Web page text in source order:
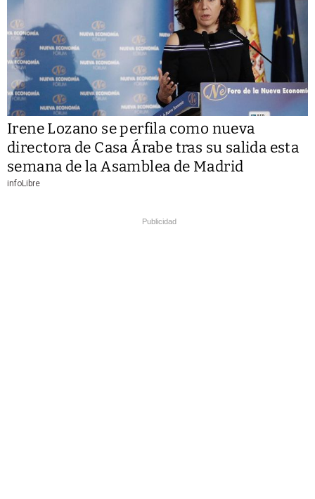
Irene Lozano se perfila como nueva
directora de Casa Árabe tras su salida esta
semana de la Asamblea de Madrid
infoLibre
Publicidad